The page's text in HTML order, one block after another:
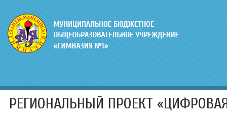
РЕГИОНАЛЬНЫЙ ПРОЕКТ